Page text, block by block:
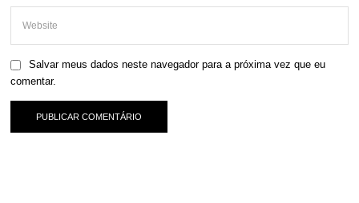
Salvar meus dados neste navegador para a próxima vez que eu
comentar.